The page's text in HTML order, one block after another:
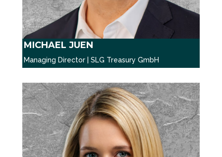
MICHAEL JUEN
Managing Director | SLG Treasury GmbH